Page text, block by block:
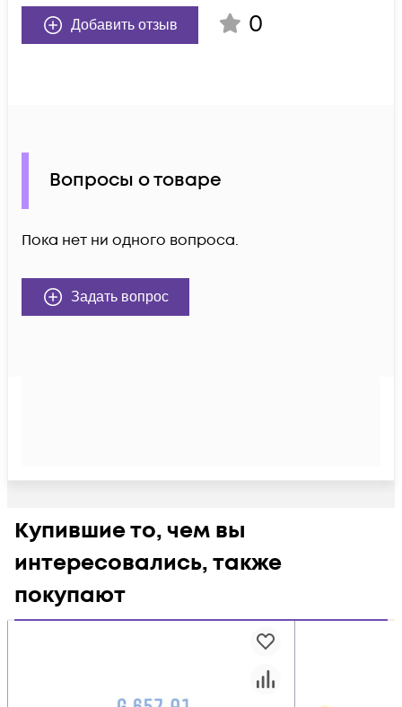
Добавить отзыв 0
Вопросы о товаре
Пока нет ни одного вопроса.
Задать вопрос
Купившие то, чем вы
интересовались, также
покупают